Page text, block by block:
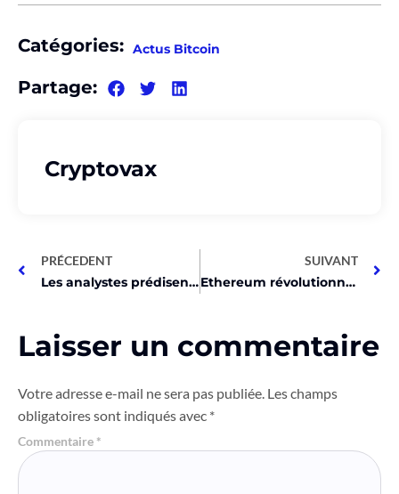
Catégories: Actus Bitcoin
Partage:
Cryptovax
PRÉCEDENT
Les analystes prédisent une explosion des cryptos alternatives !
SUIVANT
Ethereum révolutionne la sécurité avec sa nouvelle mise à jour!
Laisser un commentaire
Votre adresse e-mail ne sera pas publiée. Les champs
obligatoires sont indiqués avec *
Commentaire *